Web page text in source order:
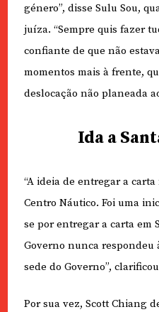
género”, disse Sulu Sou,
juíza. “Sempre quis fazer
confiante de que não
momentos mais à frente,
deslocação não planeada
Ida a
“A ideia de entregar a
Centro Náutico. Foi uma
se por entregar a carta em
Governo nunca respondeu
sede do Governo”,
Por sua vez, Scott Chiang